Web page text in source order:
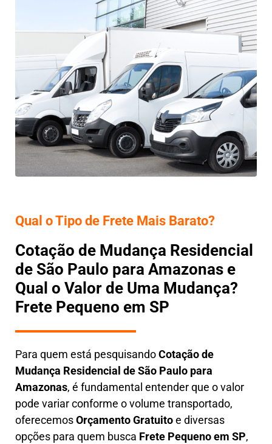
Qual o Tipo de Frete Mais Barato?
Cotação de Mudança Residencial
de São Paulo para Amazonas e
Qual o Valor de Uma Mudança?
Frete Pequeno em SP
Para quem está pesquisandoCotação de
Mudança Residencial de São Paulo para
Amazonas, é fundamental entender que o valor
pode variar conforme o volume transportado,
oferecemosOrçamento Gratuitoe diversas
opções para quem busca Frete Pequeno em SP,